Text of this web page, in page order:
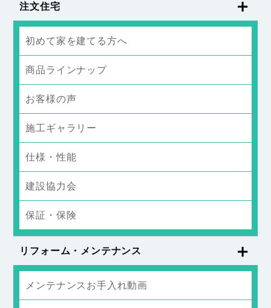
注文住宅
初めて家を建てる方へ
商品ラインナップ
お客様の声
施工ギャラリー
仕様・性能
建設協力会
保証・保険
リフォーム・メンテナンス
メンテナンスお手入れ動画